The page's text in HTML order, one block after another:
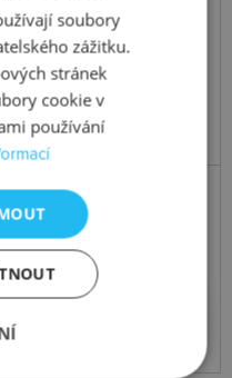
DP1089
soubory
zážitku.
stránek
cookie v
používání